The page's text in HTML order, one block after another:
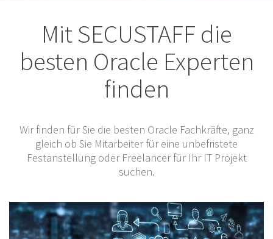
Mit SECUSTAFF die
besten Oracle Experten
finden
Wir finden für Sie die besten Oracle Fachkräfte, ganz
gleich ob Sie Mitarbeiter für eine unbefristete
Festanstellung oder Freelancer für Ihr IT Projekt
suchen.